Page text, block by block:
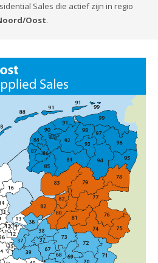
Sales die actief zijn in regio
Oost.